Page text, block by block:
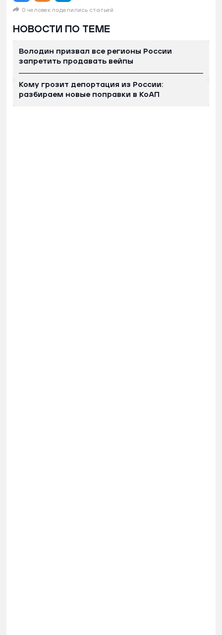
0 человек поделились статьей
НОВОСТИ ПО ТЕМЕ
Володин призвал все регионы России
запретить продавать вейпы
Кому грозит депортация из России:
разбираем новые поправки в КоАП